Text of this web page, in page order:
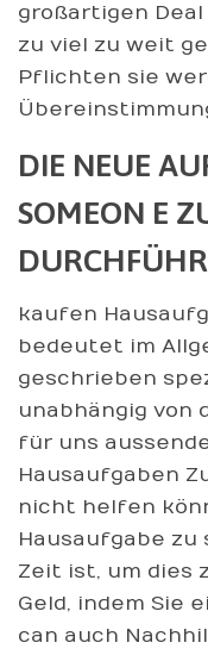
großartigen
zu viel zu weit
Pflichten sie
DIE NEUE
SOMEON E
kaufen
bedeutet im
geschrieben
unabhängig von
für uns
Hausaufgaben
nicht helfen
Hausaufgabe zu
Zeit ist, um dies
Geld, indem Sie
can auch